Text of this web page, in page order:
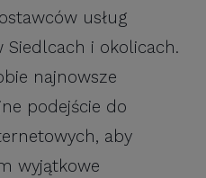
usług
i okolicach.
najnowsze
podejście do
aby
wyjątkowe